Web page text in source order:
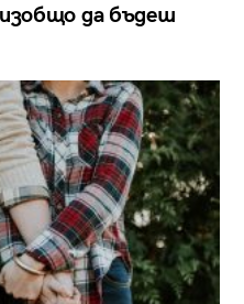
да бъдеш